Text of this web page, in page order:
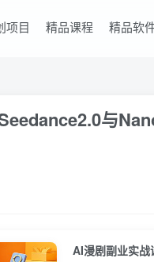
项目 精品课程 精品软
与